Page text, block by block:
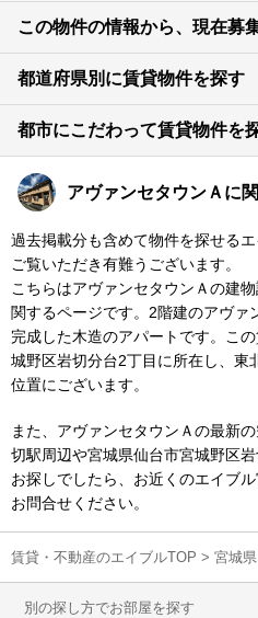
この物件の情報から、現在募
都道府県別に賃貸物件を探す
都市にこだわって賃貸物件を
アヴァンセタウンＡに
過去掲載分も含めて物件を探せる
ご覧いただき有難うございます。
こちらはアヴァンセタウンＡの建
関するページです。2階建のアヴァ
完成した木造のアパートです。こ
城野区岩切分台2丁目に所在し、東
位置にございます。
また、アヴァンセタウンＡの最新
切駅周辺や宮城県仙台市宮城野区
お探しでしたら、お近くのエイブ
お問合せください。
賃貸・不動産のエイブルTOP > 宮城県
別の探し方でお部屋を探す